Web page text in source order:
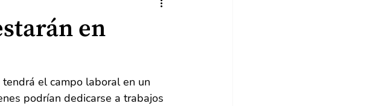
en
el campo laboral en un
podrían dedicarse a trabajos